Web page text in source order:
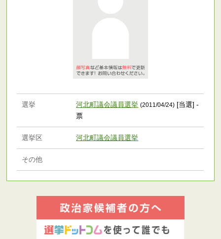
選挙 河北町議会議員選挙 (2011/04/24) [当選] -
票
選挙区 河北町議会議員選挙
その他